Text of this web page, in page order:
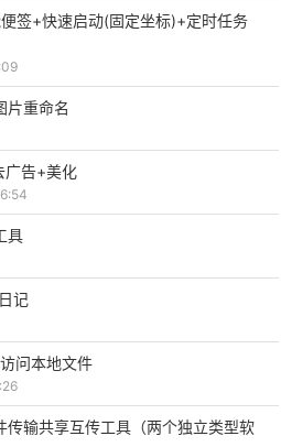
签+快速启动(固定坐标)+定时任务
片重命名
广告+美化
具
记
问本地文件
传输共享互传工具（两个独立类型软